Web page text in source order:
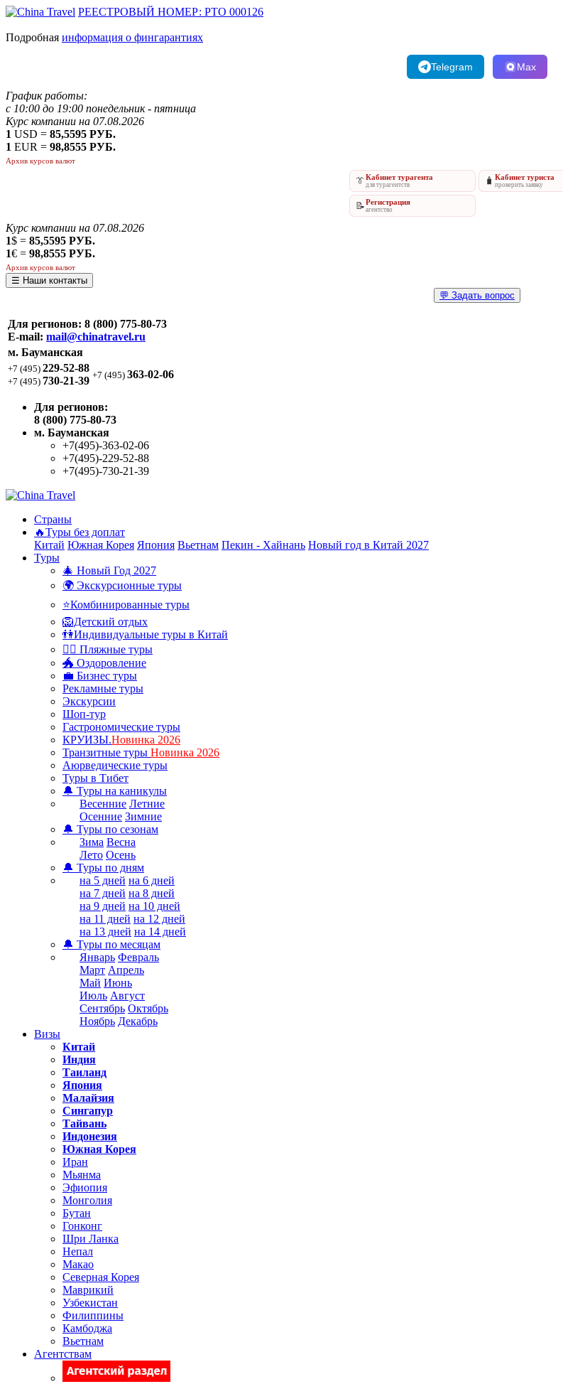
РЕЕСТРОВЫЙ НОМЕР: РТО 000126
Подробная информация о фингарантиях
Telegram Max
График работы:
с 10:00 до 19:00 понедельник - пятница
Курс компании на 07.08.2026
1 USD = 85,5595 РУБ.
1 EUR = 98,8555 РУБ.
Архив курсов валют
👔Кабинет турагента
для турагентств 🧳 Кабинет туриста
проверить заявку
📝Регистрация
агентство
Курс компании на 07.08.2026
1$ = 85,5595 РУБ.
1€ = 98,8555 РУБ.
Архив курсов валют
☰ Наши контакты
💬 Задать вопрос
Для регионов: 8 (800) 775-80-73
E-mail: mail@chinatravel.ru
м. Бауманская
+7 (495) 229-52-88
+7 (495) 730-21-39 +7 (495) 363-02-06
Для регионов:
8 (800) 775-80-73
м. Бауманская
+7(495)-363-02-06
+7(495)-229-52-88
+7(495)-730-21-39
Страны
🔥Туры без доплат
Китай Южная Корея Япония Вьетнам Пекин - Хайнань Новый год в Китай 2027
Туры
🎄 Новый Год 2027
🌍 Экскурсионные туры
⭐Комбинированные туры
🦁Детский отдых
👫Индивидуальные туры в Китай
🏊‍♂ Пляжные туры
🐲 Оздоровление
💼 Бизнес туры
Рекламные туры
Экскурсии
Шоп-тур
Гастрономические туры
КРУИЗЫ.Новинка 2026
Транзитные туры Новинка 2026
Аюрведические туры
Туры в Тибет
🔔 Туры на каникулы
Весенние Летние
Осенние Зимние
🔔 Туры по сезонам
Зима Весна
Лето Осень
🔔 Туры по дням
на 5 дней на 6 дней
на 7 дней на 8 дней
на 9 дней на 10 дней
на 11 дней на 12 дней
на 13 дней на 14 дней
🔔 Туры по месяцам
Январь Февраль
Март Апрель
Май Июнь
Июль Август
Сентябрь Октябрь
Ноябрь Декабрь
Визы
Китай
Индия
Таиланд
Япония
Малайзия
Сингапур
Тайвань
Индонезия
Южная Корея
Иран
Мьянма
Эфиопия
Монголия
Бутан
Гонконг
Шри Ланка
Непал
Макао
Северная Корея
Маврикий
Узбекистан
Филиппины
Камбоджа
Вьетнам
Агентствам